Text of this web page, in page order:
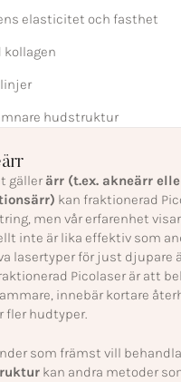
elasticitet och fasthet
kollagen
hudstruktur
gäller ärr (t.ex. akneärr
kan fraktionerad
men vår erfarenhet
inte är lika effektiv som
lasertyper för just djupare
Picolaser är att
innebär kortare
fler hudtyper.
som främst vill behandla
kan andra metoder